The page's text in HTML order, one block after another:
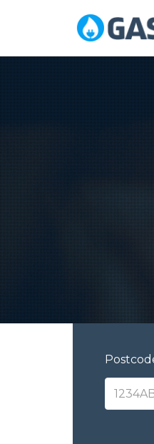
Skip
to
content